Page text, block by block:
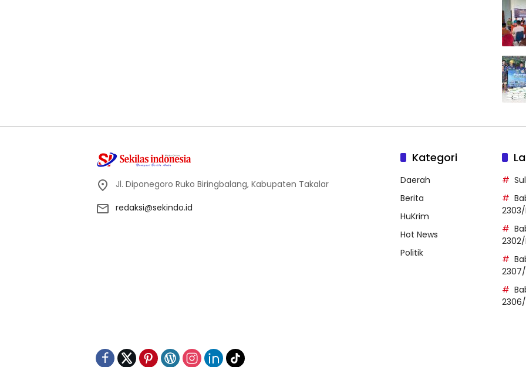
Jl. Diponegoro Ruko Biringbalang, Kabupaten Takalar
redaksi@sekindo.id
Kategori
Daerah
Berita
HuKrim
Hot News
Politik